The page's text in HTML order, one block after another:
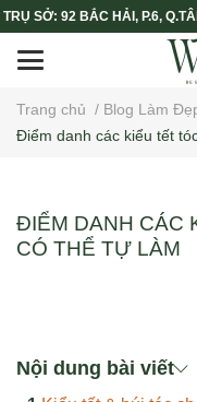
TRỤ SỞ: 92 BẮC HẢI, P.6,
Trang chủ / Blog Làm
Điểm danh các kiểu tết
ĐIỂM DANH CÁC
CÓ THỂ TỰ LÀM
Nội dung bài viết